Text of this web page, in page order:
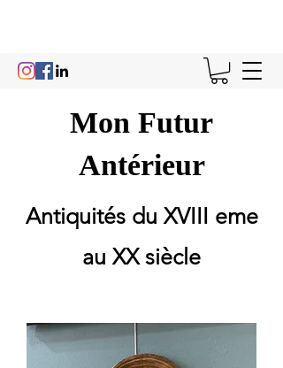
Mon Futur
Antérieur
Antiquités du XVIII eme
au XX siècle